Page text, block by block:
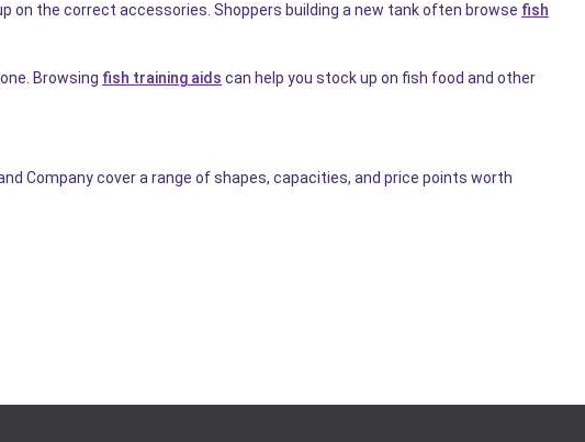
the correct accessories. Shoppers building a new tank often browse fish
Browsing fish training aids can help you stock up on fish food and other
Company cover a range of shapes, capacities, and price points worth